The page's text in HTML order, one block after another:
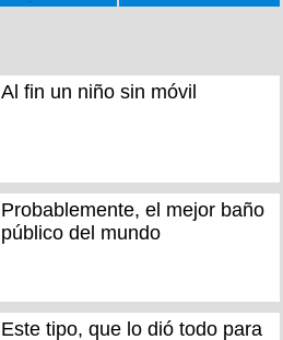
Al fin un niño sin móvil
Probablemente, el mejor baño
público del mundo
Este tipo, que lo dió todo para